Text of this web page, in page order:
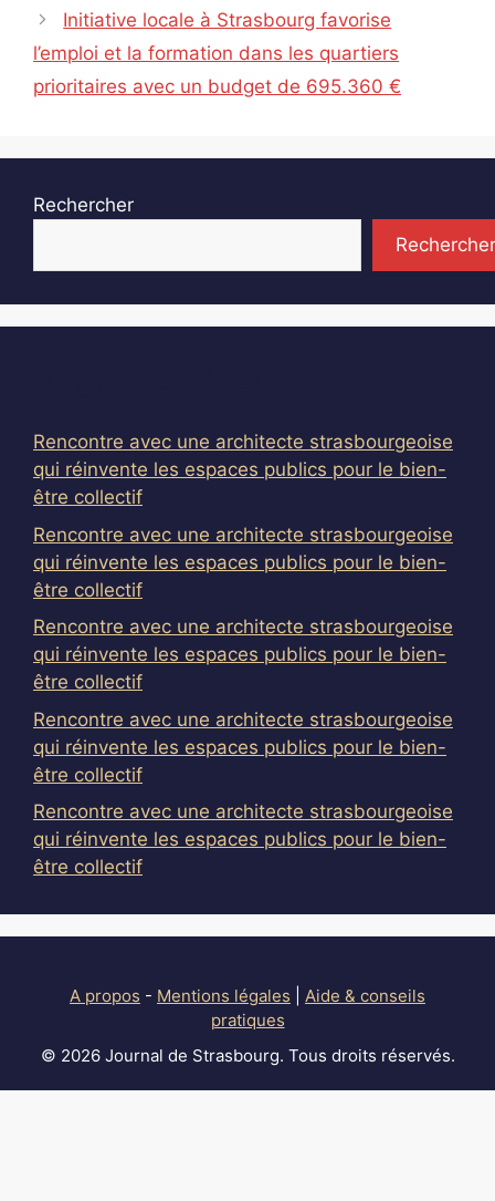
Initiative locale à Strasbourg favorise
l’emploi et la formation dans les quartiers
prioritaires avec un budget de 695.360 €
Rechercher
Rechercher
Rencontre avec une architecte strasbourgeoise
qui réinvente les espaces publics pour le bien-
être collectif
Rencontre avec une architecte strasbourgeoise
qui réinvente les espaces publics pour le bien-
être collectif
Rencontre avec une architecte strasbourgeoise
qui réinvente les espaces publics pour le bien-
être collectif
Rencontre avec une architecte strasbourgeoise
qui réinvente les espaces publics pour le bien-
être collectif
Rencontre avec une architecte strasbourgeoise
qui réinvente les espaces publics pour le bien-
être collectif
A propos - Mentions légales
Aide & conseils
pratiques
© 2026 Journal de Strasbourg. Tous droits réservés.